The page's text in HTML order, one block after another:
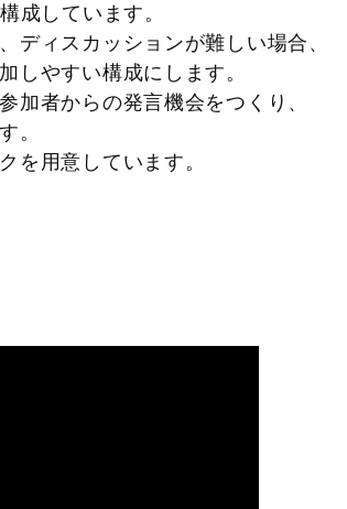
構成しています。
ディスカッションが難しい場合、
しやすい構成にします。
参加者からの発言機会をつくり、
。
を用意しています。